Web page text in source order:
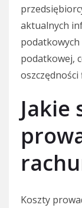
aktualnych
podatkowej,
oszczędności
Jakie
Koszty